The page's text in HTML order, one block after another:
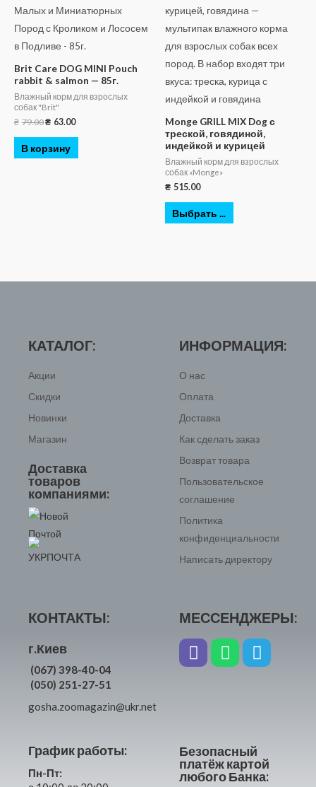
Brit Care DOG MINI Pouch
rabbit & salmon — 85г.
Влажный корм для взрослых
собак "Brit"
₴ 79.00₴ 63.00
В корзину
Monge GRILL MIX Dog с
треской, говядиной,
индейкой и курицей
Влажный корм для взрослых
собак «Monge»
₴ 515.00
Выбрать ...
КАТАЛОГ:
Акции
Скидки
Новинки
Магазин
Доставка
товаров
компаниями:
ИНФОРМАЦИЯ:
О нас
Оплата
Доставка
Как сделать заказ
Возврат товара
Пользовательское
соглашение
Политика
конфиденциальности
Написать директору
КОНТАКТЫ:
г.Киев
(067) 398-40-04
(050) 251-27-51
gosha.zoomagazin@ukr.net
График работы:
Пн-Пт:
МЕССЕНДЖЕРЫ:
Безопасный
платёж картой
любого Банка: